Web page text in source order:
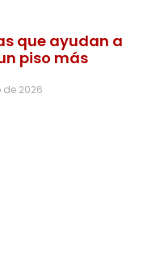
que ayudan a
piso más
2026